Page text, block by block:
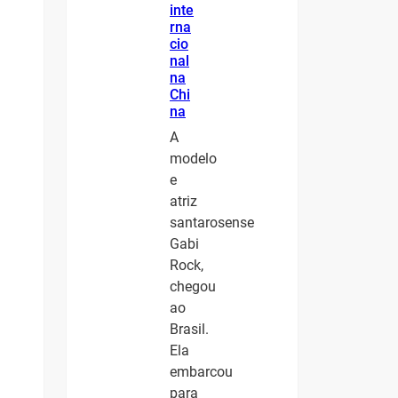
inte
rna
cio
nal
na
Chi
na
A
modelo
e
atriz
santarosense
Gabi
Rock,
chegou
ao
Brasil.
Ela
embarcou
para